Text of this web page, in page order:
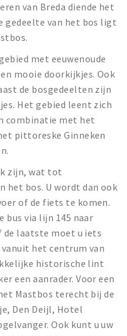
van Breda diende het
gedeelte van het bos ligt
met eeuwenoude
mooie doorkijkjes. Ook
de bosgedeelten zijn
Het gebied leent zich
combinatie met het
pittoreske Ginneken
zijn, wat tot
het bos. U wordt dan ook
of de fiets te komen.
bus via lijn 145 naar
de laatste moet u iets
het centrum van
historische lint
een aanrader. Voor een
Mastbos terecht bij de
Den Deijl, Hotel
Ook kunt u uw